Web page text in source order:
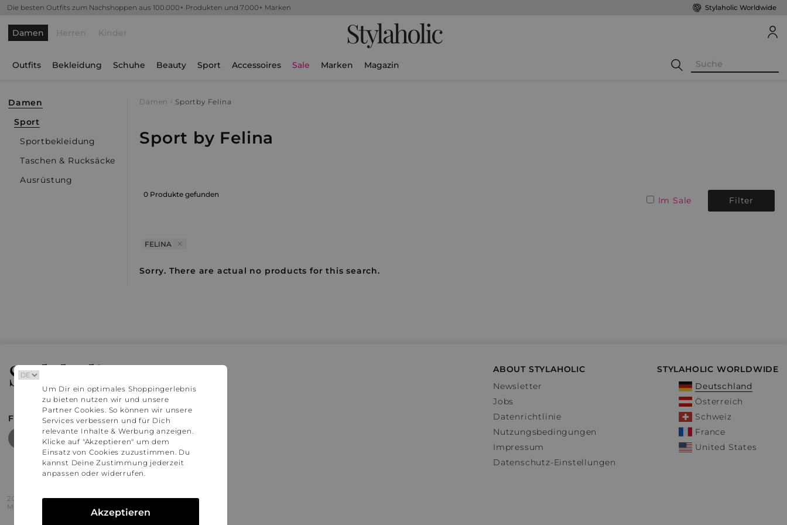
Die besten Outfits zum Nachshoppen aus 100.000+ Produkten und 7.000+ Marken Stylaholic Worldwide
Damen Herren Kinder Stylaholic
Outfits Bekleidung Schuhe Beauty Sport Accessoires Sale Marken Magazin
Damen
Sport
Sportbekleidung
Taschen & Rucksäcke
Ausrüstung
Damen Sport by Felina
Sport by Felina
0 Produkte gefunden
Im Sale Filter
FELINA
Sorry. There are actual no products for this search.
Stylaholic
FIND MORE INSPIRATION
ABOUT STYLAHOLIC
Newsletter
Jobs
Datenrichtlinie
Nutzungsbedingungen
Impressum
Datenschutz-Einstellungen
STYLAHOLIC WORLDWIDE
Deutschland
Österreich
Schweiz
France
United States
2016 - 2026 © Stylaholic.
Made for you with love in munich.
Um Dir ein optimales Shoppingerlebnis
zu bieten nutzen wir und unsere
Partner Cookies. So können wir unsere
Services verbessern und für Dich
relevante Inhalte & Werbung anzeigen.
Klicke auf "Akzeptieren" um dem
Einsatz von Cookies zuzustimmen. Du
kannst Deine Zustimmung jederzeit
anpassen oder widerrufen.
Akzeptieren